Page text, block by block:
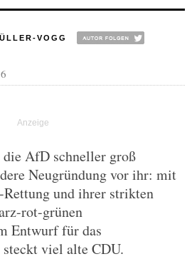
VOGG
AfD schneller groß
Neugründung vor ihr: mit
und ihrer strikten
rot-grünen
Entwurf für das
viel alte CDU.